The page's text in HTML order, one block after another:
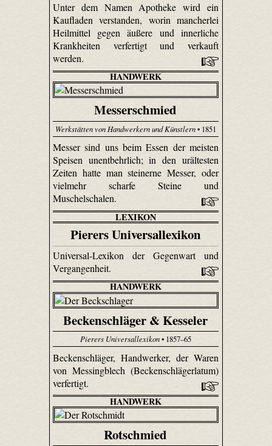
Unter dem Namen Apotheke wird ein
Kaufladen verstanden, worin mancherlei
Heilmittel gegen äußere und innerliche
Krankheiten verfertigt und verkauft
werden.
HANDWERK
Messerschmied
Werkstätten von Handwerkern und Künstlern• 1851
Messer sind uns beim Essen der meisten
Speisen unentbehrlich; in den urältesten
Zeiten hatte man steinerne Messer, oder
vielmehr scharfe Steine und
Muschelschalen.
LEXIKON
Pierers Universallexikon
Universal-Lexikon der Gegenwart und
Vergangenheit.
HANDWERK
Beckenschläger & Kesseler
Pierers Universallexikon• 1857–65
Beckenschläger, Handwerker, der Waren
von Messingblech (Beckenschlägerlatum)
verfertigt.
HANDWERK
Rotschmied